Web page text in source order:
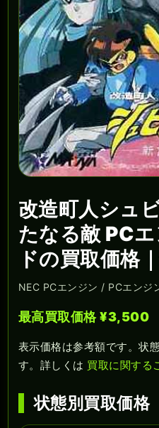
改造町人シュ
たなる敵 PC
ドの買取価格
NEC PCエンジン / PCエンジ
最高買取価格 ¥3,500
表示価格は参考額です。状
す。詳しくは 買取に関する
状態別買取価格